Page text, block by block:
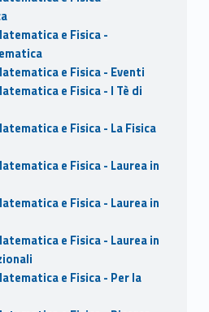
e Fisica -
e Fisica - Eventi
e Fisica - I Tè di
e Fisica - La Fisica
e Fisica - Laurea in
e Fisica - Laurea in
e Fisica - Laurea in
e Fisica - Per la